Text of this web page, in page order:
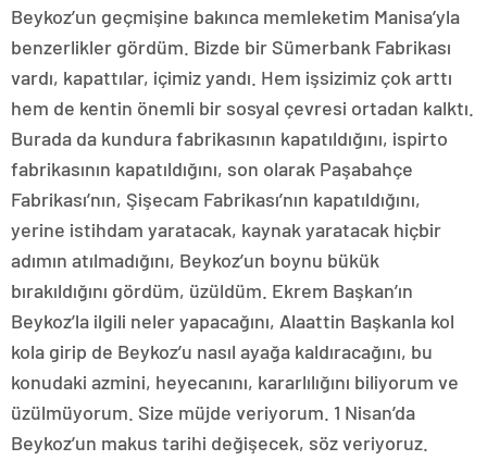
Beykoz’un geçmişine bakınca memleketim Manisa’yla
benzerlikler gördüm. Bizde bir Sümerbank Fabrikası
vardı, kapattılar, içimiz yandı. Hem işsizimiz çok arttı
hem de kentin önemli bir sosyal çevresi ortadan kalktı.
Burada da kundura fabrikasının kapatıldığını, ispirto
fabrikasının kapatıldığını, son olarak Paşabahçe
Fabrikası’nın, Şişecam Fabrikası’nın kapatıldığını,
yerine istihdam yaratacak, kaynak yaratacak hiçbir
adımın atılmadığını, Beykoz’un boynu bükük
bırakıldığını gördüm, üzüldüm. Ekrem Başkan’ın
Beykoz’la ilgili neler yapacağını, Alaattin Başkanla kol
kola girip de Beykoz’u nasıl ayağa kaldıracağını, bu
konudaki azmini, heyecanını, kararlılığını biliyorum ve
üzülmüyorum. Size müjde veriyorum. 1 Nisan’da
Beykoz’un makus tarihi değişecek, söz veriyoruz.